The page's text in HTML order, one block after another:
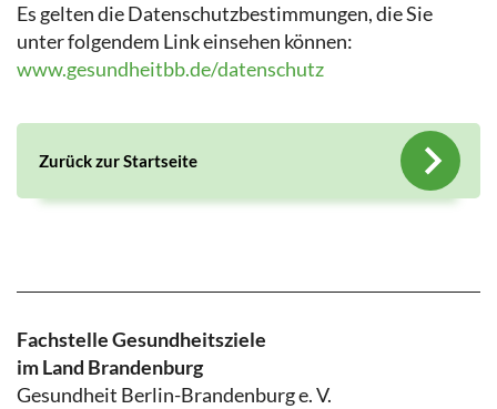
Es gelten die Datenschutzbestimmungen, die Sie
unter folgendem Link einsehen können:
www.gesundheitbb.de/datenschutz
Zurück zur Startseite
Fachstelle Gesundheitsziele
im Land Brandenburg
Gesundheit Berlin-Brandenburg e. V.